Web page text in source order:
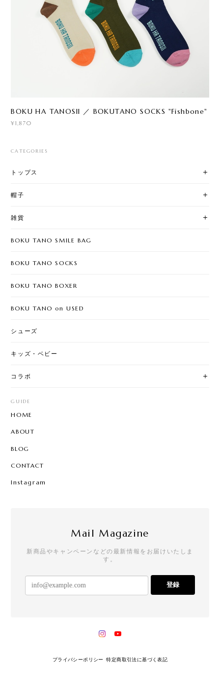
BOKU HA TANOSII ／ BOKUTANO SOCKS "Fishbone"
¥1,870
CATEGORIES
トップス
帽子
雑貨
BOKU TANO SMILE BAG
BOKU TANO SOCKS
BOKU TANO BOXER
BOKU TANO on USED
シューズ
キッズ・ベビー
コラボ
GUIDE
HOME
ABOUT
BLOG
CONTACT
Instagram
Mail Magazine
新商品やキャンペーンなどの最新情報をお届けいたしま
す。
登録
プライバシーポリシー 特定商取引法に基づく表記